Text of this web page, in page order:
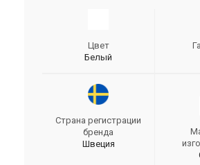
Цвет
Белый
Страна регистрации
бренда
Швеция